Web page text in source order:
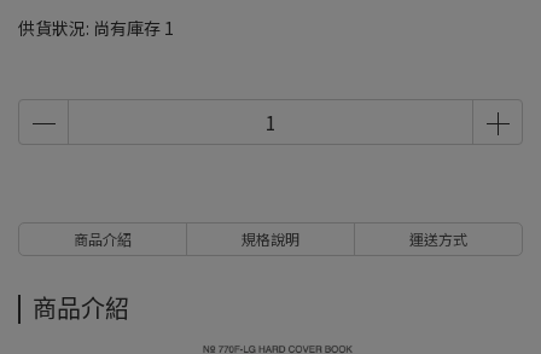
供貨狀況: 尚有庫存 1
商品介紹 規格說明 運送方式
商品介紹